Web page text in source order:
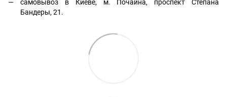
самовывоз в Киеве, м. Почайна, проспект Степана
Бандеры, 21.